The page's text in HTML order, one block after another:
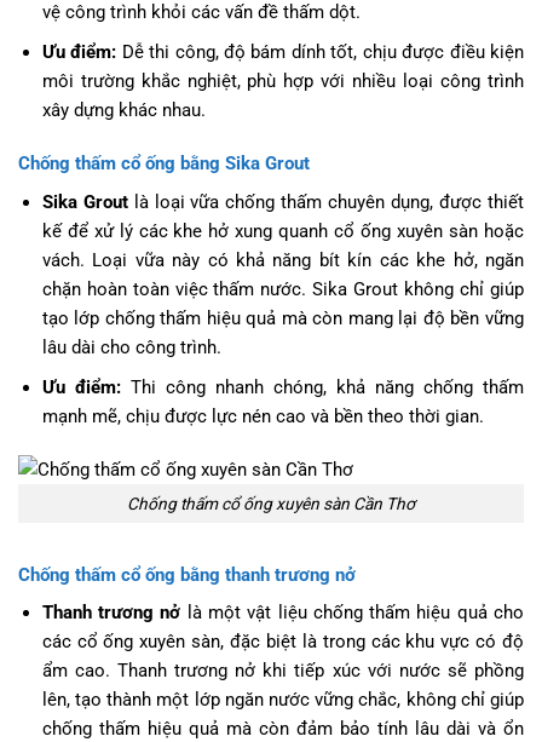
vệ công trình khỏi các vấn đề thấm dột.
Ưu điểm: Dễ thi công, độ bám dính tốt, chịu được điều kiện
môi trường khắc nghiệt, phù hợp với nhiều loại công trình
xây dựng khác nhau.
Chống thấm cổ ống bằng Sika Grout
Sika Groutlà loại vữa chống thấm chuyên dụng, được thiết
kế để xử lý các khe hở xung quanh cổ ống xuyên sàn hoặc
vách. Loại vữa này có khả năng bít kín các khe hở, ngăn
chặn hoàn toàn việc thấm nước. Sika Grout không chỉ giúp
tạo lớp chống thấm hiệu quả mà còn mang lại độ bền vững
lâu dài cho công trình.
Ưu điểm:Thi công nhanh chóng, khả năng chống thấm
mạnh mẽ, chịu được lực nén cao và bền theo thời gian.
Chống thấm cổ ống xuyên sàn Cần Thơ
Chống thấm cổ ống bằng thanh trương nở
Thanh trương nở là một vật liệu chống thấm hiệu quả cho
các cổ ống xuyên sàn, đặc biệt là trong các khu vực có độ
ẩm cao. Thanh trương nở khi tiếp xúc với nước sẽ phồng
lên, tạo thành một lớp ngăn nước vững chắc, không chỉ giúp
chống thấm hiệu quả mà còn đảm bảo tính lâu dài và ổn